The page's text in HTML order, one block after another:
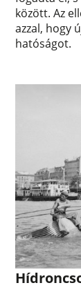
között. Az
azzal, hogy
hatóságot.